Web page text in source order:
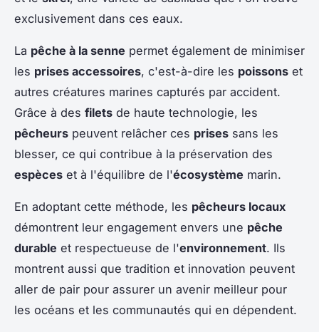
exclusivement dans ces eaux.
La pêche à la senne permet également de minimiser
les prises accessoires, c'est-à-dire les poissons et
autres créatures marines capturés par accident.
Grâce à des filets de haute technologie, les
pêcheurs peuvent relâcher ces prises sans les
blesser, ce qui contribue à la préservation des
espèces et à l'équilibre de l'écosystème marin.
En adoptant cette méthode, les pêcheurs locaux
démontrent leur engagement envers une pêche
durable et respectueuse de l'environnement. Ils
montrent aussi que tradition et innovation peuvent
aller de pair pour assurer un avenir meilleur pour
les océans et les communautés qui en dépendent.